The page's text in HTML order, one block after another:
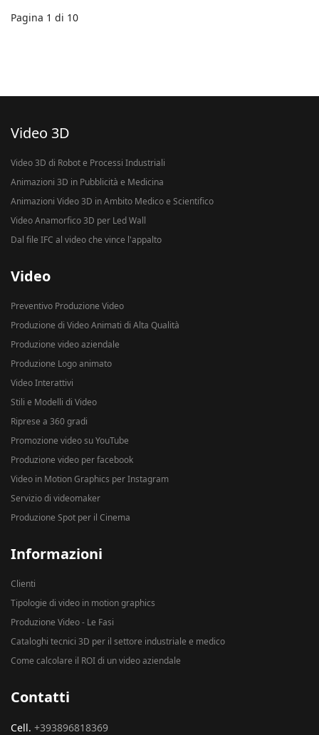
Pagina 1 di 10
Video 3D
Video 3D di Robot e Processi Industriali
Animazioni 3D in Pubblicità e Medicina
Animazioni Video 3D in Ambito Medico e Scientifico
Video Anamorfico 3D per Led Wall
Dal file IFC al video che vince l'appalto
Video
Preventivo Produzione Video
Produzione di Video Animati di Alta Qualità
Produzione video aziendale
Produzione Logo animato
Video Interattivi
Stili e Modelli di Video
Riprese a 360 gradi
Promozione video su YouTube
Produzione video per facebook
Video in Motion Graphics per Instagram
Servizio di videomaker
Produzione Spot per il Cinema
Informazioni
Clienti
Tipologie di video in motion graphics
Produzione Video - Le Fasi
Cataloghi tecnici 3D per il settore industriale e medico
Come calcolare il ROI di un video aziendale
Contatti
Cell. +393896818369